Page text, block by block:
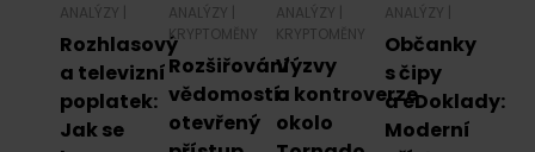
ANALÝZY
Rozhlasový
a televizní
poplatek:
Jak se
ANALÝZY
KRYPTOMĚNY
Rozšiřování
vědomostí:
otevřený
ANALÝZY
KRYPTOMĚNY
Výzvy
a kontroverze
okolo
ANALÝZY
Občanky
s čipy
a eDoklady:
Moderní